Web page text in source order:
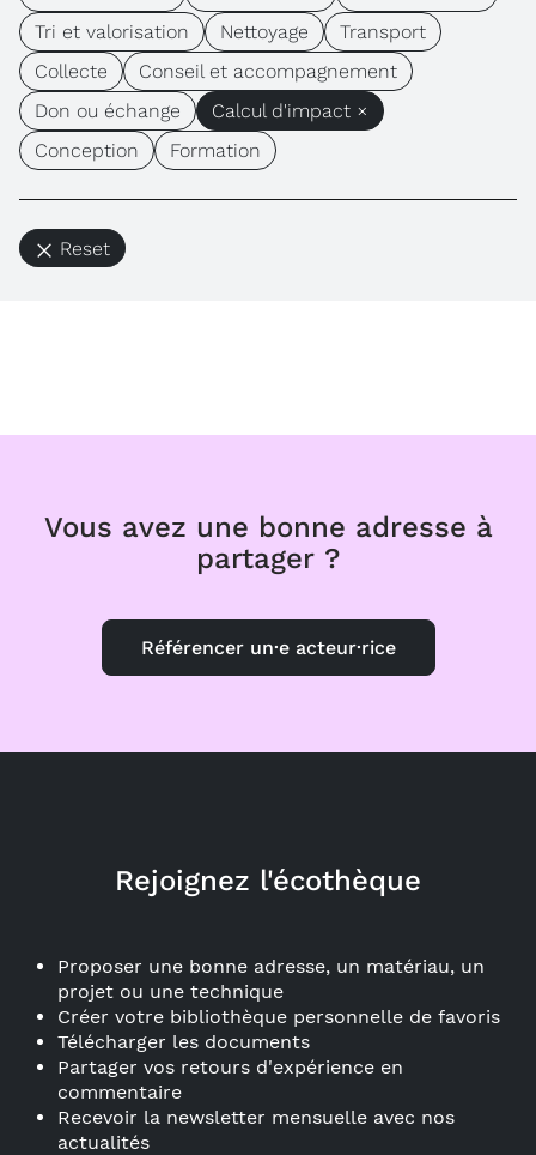
Tri et valorisation
Nettoyage
Transport
Collecte
Conseil et accompagnement
Don ou échange
Calcul d'impact ×
Conception
Formation
Reset
Vous avez une bonne adresse à
partager ?
Référencer un·e acteur·rice
Rejoignez l'écothèque
Proposer une bonne adresse, un matériau, un
projet ou une technique
Créer votre bibliothèque personnelle de favoris
Télécharger les documents
Partager vos retours d'expérience en
commentaire
Recevoir la newsletter mensuelle avec nos
actualités